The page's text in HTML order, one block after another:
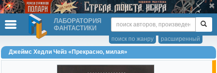
ЛАБОРАТОРИЯ
ФАНТАСТИКИ
расширенный
поиск по жанру
Джеймс Хедли Чейз «Прекрасно, милая»